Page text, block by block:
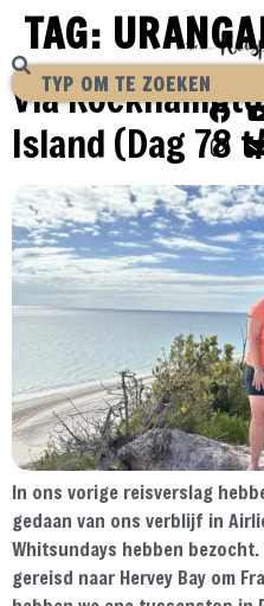
TAG:
Via
Island (Dag 78
In ons vorige reisverslag
gedaan van ons verblijf in
Whitsundays hebben
gereisd naar Hervey Bay om